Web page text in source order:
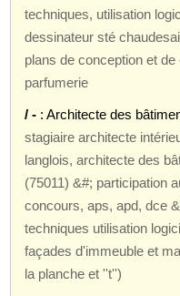
techniques, utilisation
dessinateur sté
plans de conception et
parfumerie
/ - : Architecte des
stagiaire architecte
langlois, architecte des
(75011) &#; participation
concours, aps, apd, dce
techniques utilisation
façades d'immeuble et
la planche et ''t'')